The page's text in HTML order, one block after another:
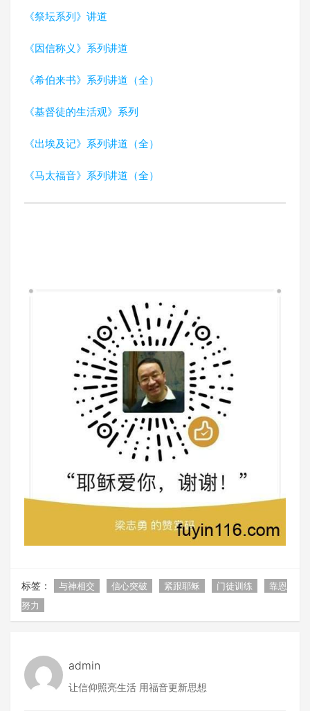
《祭坛系列》讲道
《因信称义》系列讲道
《希伯来书》系列讲道（全）
《基督徒的生活观》系列
《出埃及记》系列讲道（全）
《马太福音》系列讲道（全）
标签： 与神相交 信心突破 紧跟耶稣 门徒训练
靠恩
努力
admin
让信仰照亮生活 用福音更新思想